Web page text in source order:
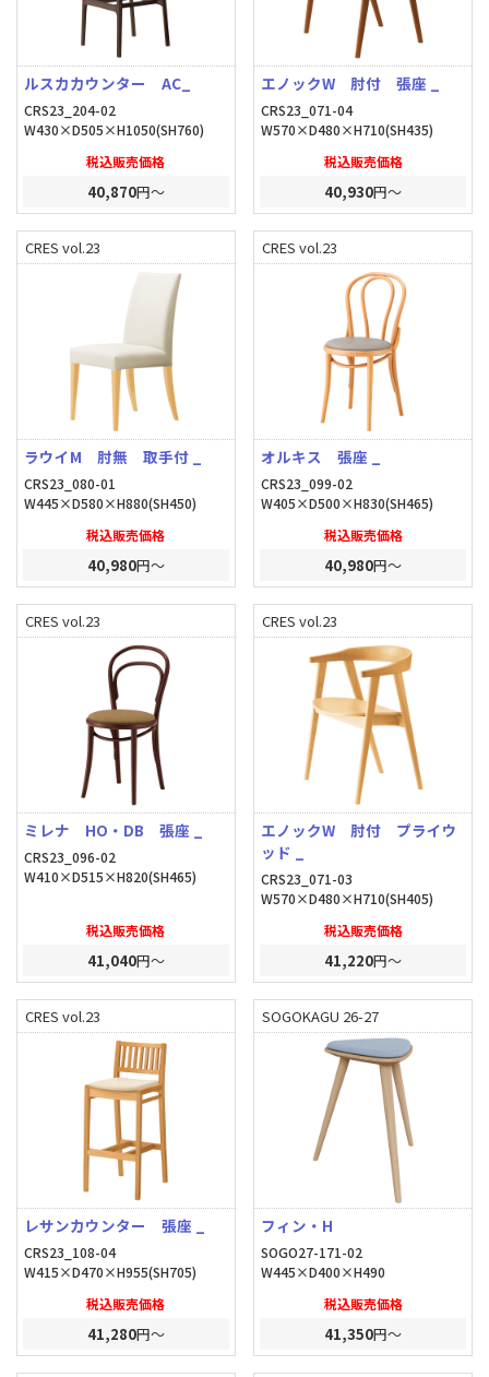
ルスカカウンター AC_
CRS23_204-02
W430×D505×H1050(SH760)
税込販売価格
40,870円～
エノックW 肘付 張座 _
CRS23_071-04
W570×D480×H710(SH435)
税込販売価格
40,930円～
CRES vol.23
ラウイM 肘無 取手付 _
CRS23_080-01
W445×D580×H880(SH450)
税込販売価格
40,980円～
CRES vol.23
オルキス 張座 _
CRS23_099-02
W405×D500×H830(SH465)
税込販売価格
40,980円～
CRES vol.23
ミレナ HO・DB 張座 _
CRS23_096-02
W410×D515×H820(SH465)
税込販売価格
41,040円～
CRES vol.23
エノックW 肘付 プライウ
ッド _
CRS23_071-03
W570×D480×H710(SH405)
税込販売価格
41,220円～
CRES vol.23
レサンカウンター 張座 _
CRS23_108-04
W415×D470×H955(SH705)
税込販売価格
41,280円～
SOGOKAGU 26-27
フィン・H
SOGO27-171-02
W445×D400×H490
税込販売価格
41,350円～